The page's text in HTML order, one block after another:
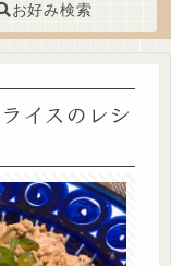
お好み検索
イスのレシ